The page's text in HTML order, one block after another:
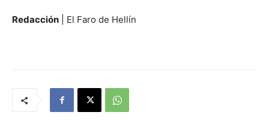
Redacción | El Faro de Hellín